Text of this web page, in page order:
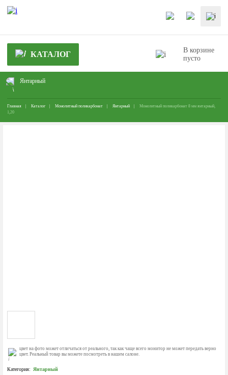
КАТАЛОГ
В корзине
пусто
Янтарный
Главная Каталог Монолитный поликарбонат Янтарный
Монолитный поликарбонат 8 мм янтарный,
1,20
цвет на фото может отличаться от реального, так как чаще всего монитор не может передать верно
цвет. Реальный товар вы можете посмотреть в нашем салоне.
Категория: Янтарный